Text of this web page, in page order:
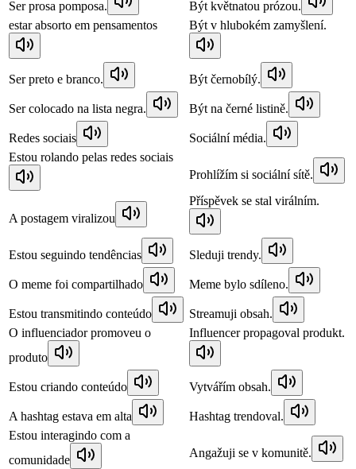
Ser prosa pomposa.
Být květnatou prózou.
estar absorto em pensamentos
Být v hlubokém zamyšlení.
Ser preto e branco. Být černobílý.
Ser colocado na lista negra. Být na černé listině.
Redes sociais
Sociální média.
Estou rolando pelas redes sociais
Prohlížím si sociální sítě.
A postagem viralizou
Příspěvek se stal virálním.
Estou seguindo tendências Sleduji trendy.
O meme foi compartilhado Meme bylo sdíleno.
Estou transmitindo conteúdo
Streamuji obsah.
O influenciador promoveu o
produto
Influencer propagoval produkt.
Estou criando conteúdo Vytvářím obsah.
A hashtag estava em alta
Hashtag trendoval.
Estou interagindo com a
comunidade
Angažuji se v komunitě.